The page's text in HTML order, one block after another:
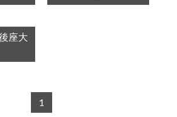
座大
1